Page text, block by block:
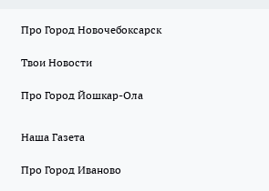
Про Город Новочебоксарск
Твои Новости
Про Город Йошкар-Ола
Наша Газета
Про Город Иваново